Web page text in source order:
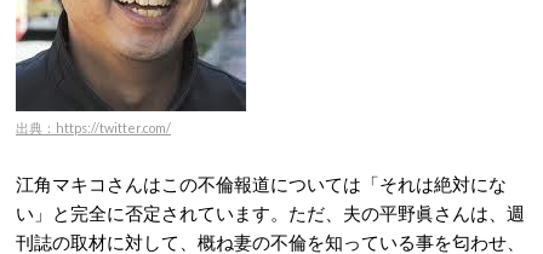
出典：https://twitter.com/
江角マキコさんはこの不倫報道については「それは絶対にな
い」と完全に否定されています。ただ、夫の平野眞さんは、週
刊誌の取材に対して、概ね妻の不倫を知っている事を匂わせ、